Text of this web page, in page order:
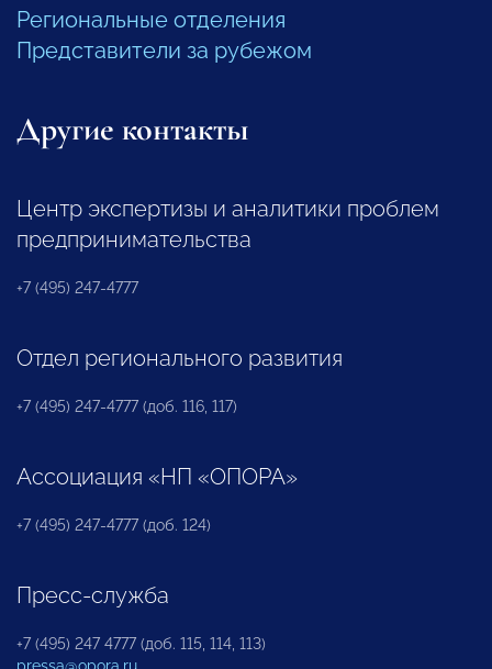
Региональные отделения
Представители за рубежом
Другие контакты
Центр экспертизы и аналитики проблем
предпринимательства
+7 (495) 247-4777
Отдел регионального развития
+7 (495) 247-4777 (доб. 116, 117)
Ассоциация «НП «ОПОРА»
+7 (495) 247-4777 (доб. 124)
Пресс-служба
+7 (495) 247 4777 (доб. 115, 114, 113)